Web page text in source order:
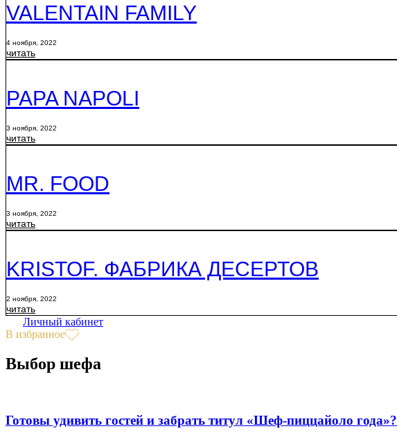
VALENTAIN FAMILY
4 ноября, 2022
читать
PAPA NAPOLI
3 ноября, 2022
читать
MR. FOOD
3 ноября, 2022
читать
KRISTOF. ФАБРИКА ДЕСЕРТОВ
2 ноября, 2022
читать
Личный кабинет
В избранное
Выбор шефа
Готовы удивить гостей и забрать титул «Шеф-пиццайоло года»?